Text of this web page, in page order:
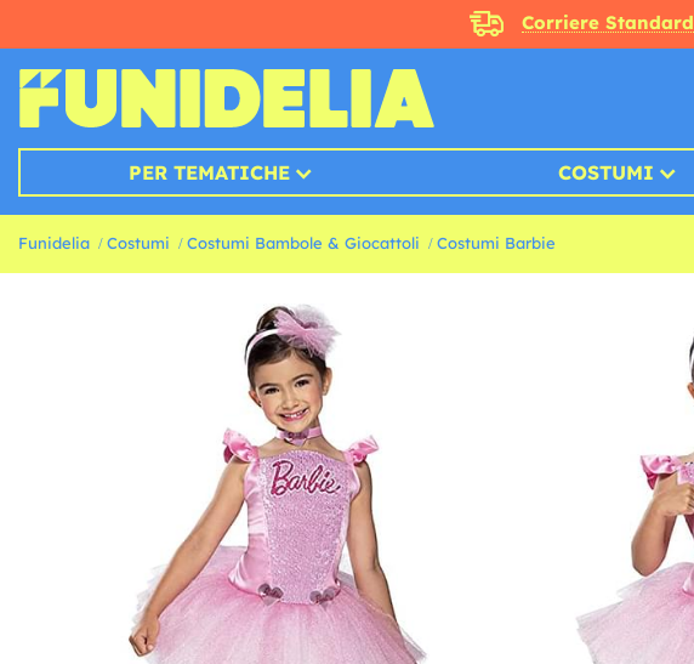
Corriere Standard
PER TEMATICHE COSTUMI
Funidelia Costumi Costumi Bambole & Giocattoli Costumi Barbie